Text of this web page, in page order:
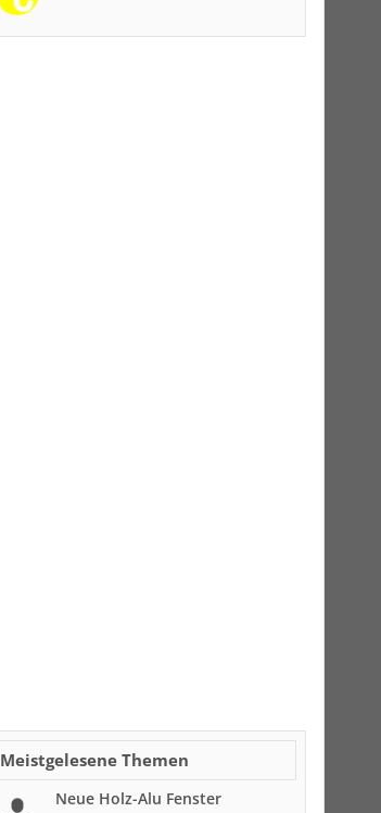
Meistgelesene Themen
Neue Holz-Alu Fenster